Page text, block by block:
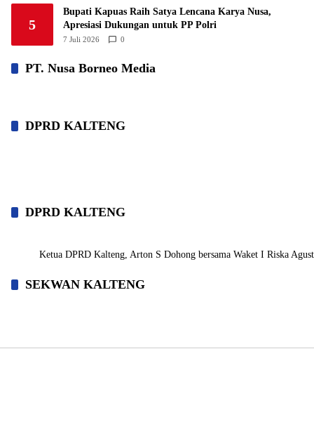
5
Bupati Kapuas Raih Satya Lencana Karya Nusa,
Apresiasi Dukungan untuk PP Polri
7 Juli 2026 0
PT. Nusa Borneo Media
DPRD KALTENG
DPRD KALTENG
Ketua DPRD Kalteng, Arton S Dohong bersama Waket I Riska
SEKWAN KALTENG